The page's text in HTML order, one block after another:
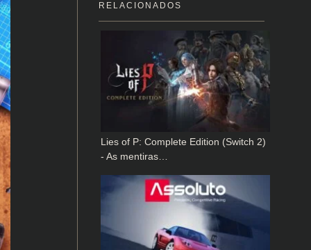
RELACIONADOS
Lies of P: Complete Edition (Switch 2)
- As mentiras…